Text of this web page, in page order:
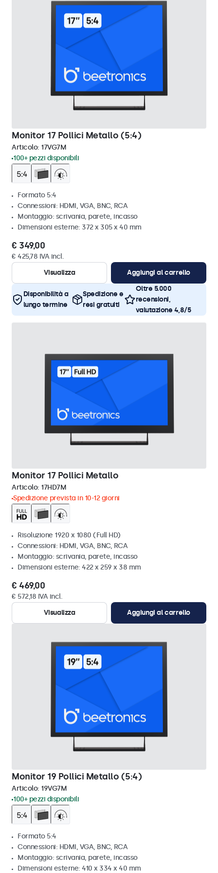
Monitor 17 Pollici Metallo (5:4)
Articolo: 17VG7M
100+ pezzi disponibili
Formato 5:4
Connessioni: HDMI, VGA, BNC, RCA
Montaggio: scrivania, parete, incasso
Dimensioni esterne: 372 x 305 x 40 mm
€ 349,00
€ 425,78 IVA incl.
Visualizza
Aggiungi al carrello
Disponibilità a
lungo termine
Spedizione e
resi gratuiti
Oltre 5.000
recensioni,
valutazione 4,8/5
Monitor 17 Pollici Metallo
Articolo: 17HD7M
Spedizione prevista in 10-12 giorni
Risoluzione 1920 x 1080 (Full HD)
Connessioni: HDMI, VGA, BNC, RCA
Montaggio: scrivania, parete, incasso
Dimensioni esterne: 422 x 259 x 38 mm
€ 469,00
€ 572,18 IVA incl.
Visualizza
Aggiungi al carrello
Monitor 19 Pollici Metallo (5:4)
Articolo: 19VG7M
100+ pezzi disponibili
Formato 5:4
Connessioni: HDMI, VGA, BNC, RCA
Montaggio: scrivania, parete, incasso
Dimensioni esterne: 410 x 334 x 40 mm